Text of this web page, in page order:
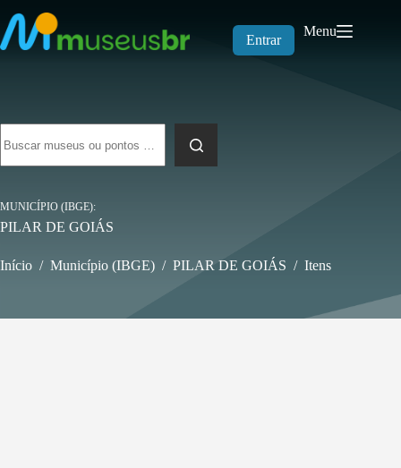
para
o
conteúdo
Entrar
Menu
resultados
MUNICÍPIO (IBGE)
PILAR DE GOIÁS
Início / Município (IBGE) / PILAR DE GOIÁS / Itens